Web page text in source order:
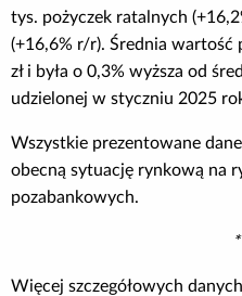
tys. pożyczek ratalnych
(+16,6% r/r). Średnia wartość
zł i była o 0,3% wyższa od
udzielonej w styczniu 2025
Wszystkie prezentowane
obecną sytuację rynkową na
pozabankowych.
Więcej szczegółowych